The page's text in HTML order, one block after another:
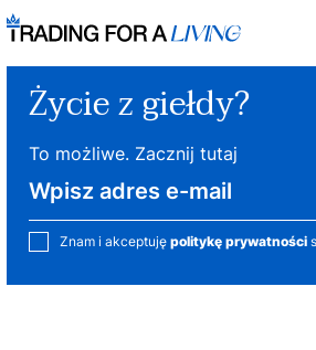
Życie z giełdy?
To możliwe. Zacznij tutaj
Znam i akceptuję politykę prywatności